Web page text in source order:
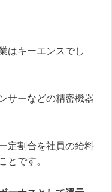
はキーエンスでし
サーなどの精密機器
定割合を社員の給料
とです。